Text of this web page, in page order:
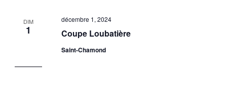
DIM
1 Coupe Loubatière
décembre 1, 2024
Saint-Chamond